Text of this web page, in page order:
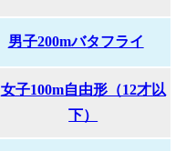
男子200mバタフライ
女子100m自由形（12才以
下）